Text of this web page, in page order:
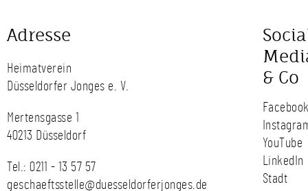
Adresse
Heimatverein
Düsseldorfer Jonges e. V.
Mertensgasse 1
40213 Düsseldorf
Tel.: 0211 - 13 57 57
geschaeftsstelle@duesseldorferjonges.de
& Co
YouTube
LinkedIn
Stadt